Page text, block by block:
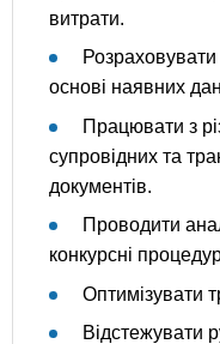
витрати.
основі наявних
Працювати з
супровідних та
документів.
Проводити
конкурсні
Оптимізувати
Відстежувати